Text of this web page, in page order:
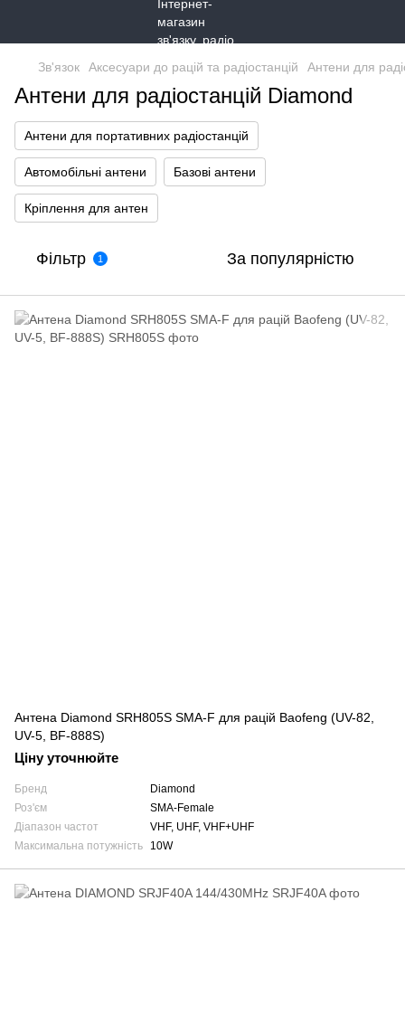
Зв'язок Аксесуари до рацій та радіостанцій Антени для
Антени для радіостанцій Diamond
Антени для портативних радіостанцій
Автомобільні антени Базові антени
Кріплення для антен
Фільтр 1 За популярністю
Антена Diamond SRH805S SMA-F для рацій Baofeng (UV-82,
UV-5, BF-888S)
Ціну уточнюйте
Бренд
Diamond
Роз'єм
SMA-Female
Діапазон частот
VHF, UHF, VHF+UHF
Максимальна потужність
10W